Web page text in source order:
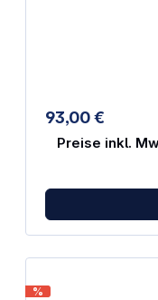
93,00 €
Preise inkl.
%